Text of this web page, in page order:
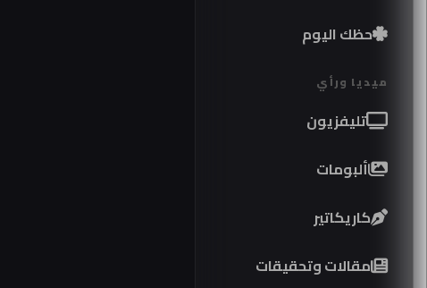
حظك اليوم
ميديا ورأي
تليفزيون
ألبومات
كاريكاتير
مقالات وتحقيقات